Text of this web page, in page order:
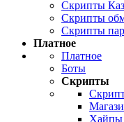
Скрипты
Скрипты
Скрипты
Платное
Платное
Боты
Скрипты
Хайпы